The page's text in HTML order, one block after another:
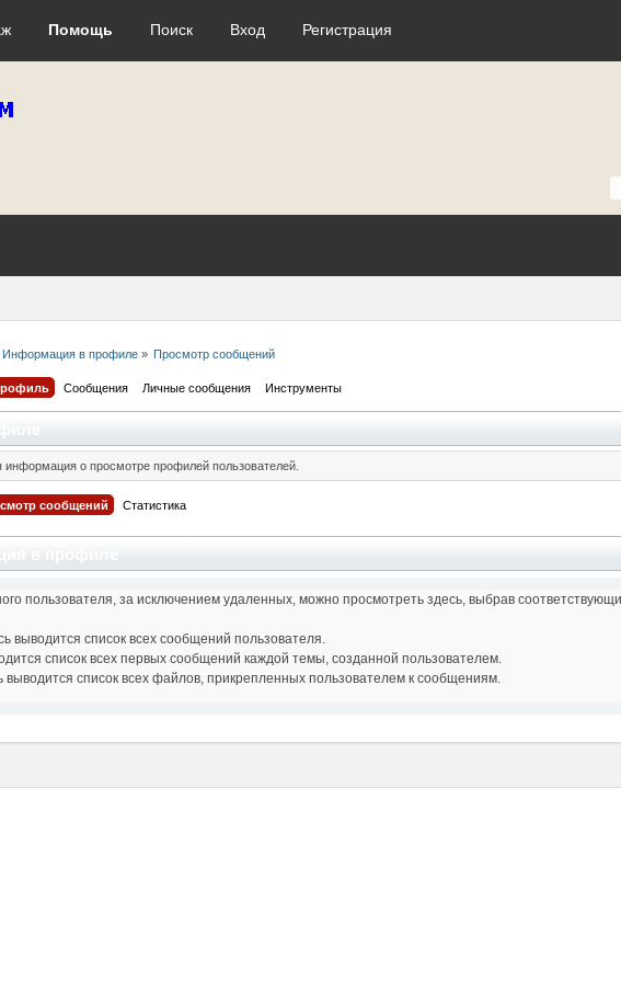
Помощь Поиск Вход Регистрация
Информация в профиле» Просмотр сообщений
Сообщения Личные сообщения Инструменты
информация о просмотре профилей пользователей.
сообщений Статистика
пользователя, за исключением удаленных, можно просмотреть здесь, выбрав
выводится список всех сообщений пользователя.
список всех первых сообщений каждой темы, созданной пользователем.
выводится список всех файлов, прикрепленных пользователем к сообщениям.